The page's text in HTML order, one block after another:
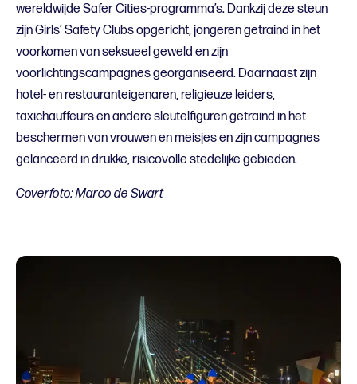
wereldwijde Safer Cities-programma’s. Dankzij deze steun
zijn Girls’ Safety Clubs opgericht, jongeren getraind in het
voorkomen van seksueel geweld en zijn
voorlichtingscampagnes georganiseerd. Daarnaast zijn
hotel- en restauranteigenaren, religieuze leiders,
taxichauffeurs en andere sleutelfiguren getraind in het
beschermen van vrouwen en meisjes en zijn campagnes
gelanceerd in drukke, risicovolle stedelijke gebieden.
Coverfoto: Marco de Swart